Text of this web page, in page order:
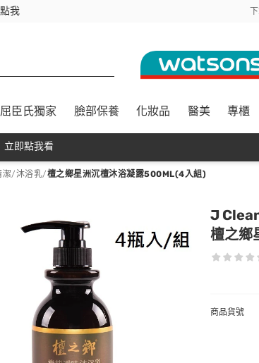
我
$350
屈臣氏獨家 臉部保養 化妝品 醫美 專櫃
立即點我看
潔/沐浴乳/檀之鄉星洲沉檀沐浴凝露500ML(4入組)
J
檀之鄉
商品貨號